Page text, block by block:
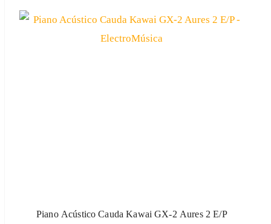
Piano Acústico Cauda Kawai GX-2 Aures 2 E/P